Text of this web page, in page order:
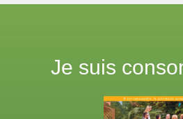
Je suis